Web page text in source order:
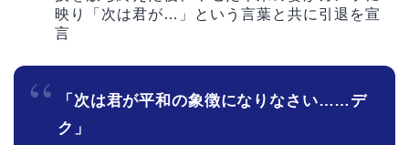
映り「次は君が…」という言葉と共に引退を宣
言
「次は君が平和の象徴になりなさい……デ
ク」